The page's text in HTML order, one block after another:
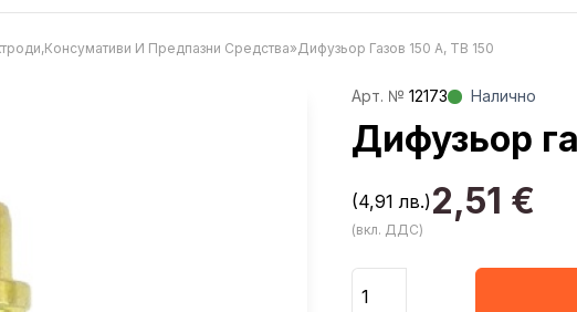
И Предпазни Средства»Дифузьор Газов 150 A, TB 150
Aрт. № 12173 Налично
Дифузьор
2,51 €
(4,91 лв.)
(вкл. ДДС)